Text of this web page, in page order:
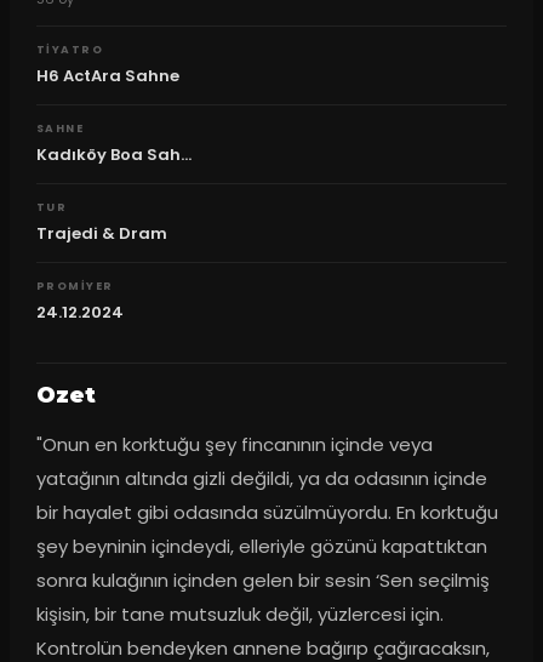
TIYATRO
H6 ActAra Sahne
SAHNE
Kadıköy Boa Sah...
TUR
Trajedi & Dram
PROMIYER
24.12.2024
Ozet
"Onun en korktuğu şey fincanının içinde veya
yatağının altında gizli değildi, ya da odasının içinde
bir hayalet gibi odasında süzülmüyordu. En korktuğu
şey beyninin içindeydi, elleriyle gözünü kapattıktan
sonra kulağının içinden gelen bir sesin ‘Sen seçilmiş
kişisin, bir tane mutsuzluk değil, yüzlercesi için.
Kontrolün bendeyken annene bağırıp çağıracaksın,